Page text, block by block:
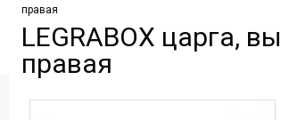
правая
LEGRABOX царга,
правая